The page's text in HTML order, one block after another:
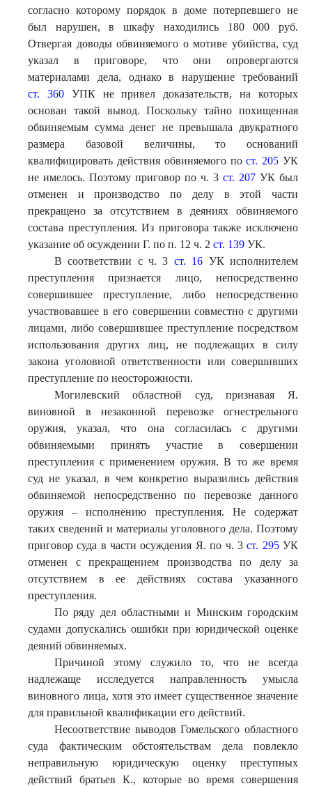
согласно которому порядок в доме потерпевшего не
был нарушен, в шкафу находились 180 000 руб.
Отвергая доводы обвиняемого о мотиве убийства, суд
указал в приговоре, что они опровергаются
материалами дела, однако в нарушение требований
ст. 360УПК не привел доказательств, на которых
основан такой вывод. Поскольку тайно похищенная
обвиняемым сумма денег не превышала двукратного
размера базовой величины, то оснований
квалифицировать действия обвиняемого пост. 205 УК
не имелось. Поэтому приговор по ч. 3 ст. 207 УК был
отменен и производство по делу в этой части
прекращено за отсутствием в деяниях обвиняемого
состава преступления. Из приговора также исключено
указание об осуждении Г. по п. 12 ч. 2 ст. 139 УК.
В соответствии с ч. 3 ст. 16 УК исполнителем
преступления признается лицо, непосредственно
совершившее преступление, либо непосредственно
участвовавшее в его совершении совместно с другими
лицами, либо совершившее преступление посредством
использования других лиц, не подлежащих в силу
закона уголовной ответственности или совершивших
преступление по неосторожности.
Могилевский областной суд, признавая Я.
виновной в незаконной перевозке огнестрельного
оружия, указал, что она согласилась с другими
обвиняемыми принять участие в совершении
преступления с применением оружия. В то же время
суд не указал, в чем конкретно выразились действия
обвиняемой непосредственно по перевозке данного
оружия – исполнению преступления. Не содержат
таких сведений и материалы уголовного дела. Поэтому
приговор суда в части осуждения Я. по ч. 3ст. 295УК
отменен с прекращением производства по делу за
отсутствием в ее действиях состава указанного
преступления.
По ряду дел областными и Минским городским
судами допускались ошибки при юридической оценке
деяний обвиняемых.
Причиной этому служило то, что не всегда
надлежаще исследуется направленность умысла
виновного лица, хотя это имеет существенное значение
для правильной квалификации его действий.
Несоответствие выводов Гомельского областного
суда фактическим обстоятельствам дела повлекло
неправильную юридическую оценку преступных
действий братьев К., которые во время совершения